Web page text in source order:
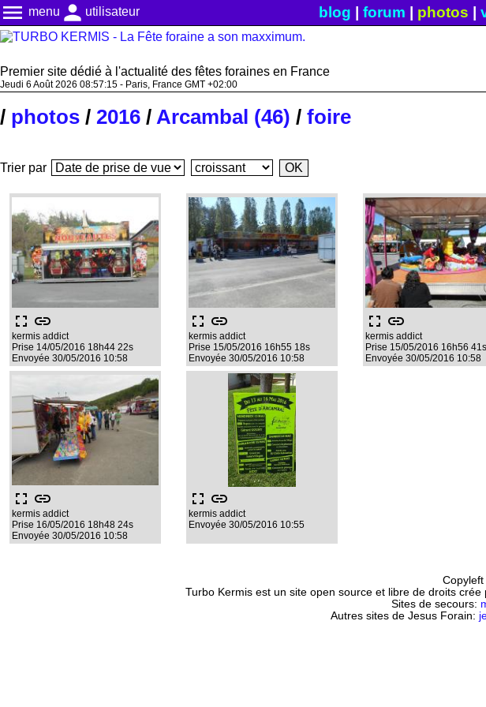
menu menu person utilisateur blog forum photos
Premier site dédié à l'actualité des fêtes foraines en France
Jeudi 6 Août 2026 08:57:15 - Paris, France GMT +02:00
/ photos / 2016 / Arcambal (46) / foire
Trier par
fullscreen link
kermis addict
Prise 14/05/2016 18h44 22s
Envoyée 30/05/2016 10:58
fullscreen link
kermis addict
Prise 15/05/2016 16h55 18s
Envoyée 30/05/2016 10:58
fullscreen link
kermis addict
Prise 15/05/2016 16h56 41s
Envoyée 30/05/2016 10:58
fullscreen link
kermis addict
Prise 16/05/2016 18h48 24s
Envoyée 30/05/2016 10:58
fullscreen link
kermis addict
Envoyée 30/05/2016 10:55
Turbo Kermis est un site open source et libre de droits
Sites de secours:
Autres sites de Jesus Forain: